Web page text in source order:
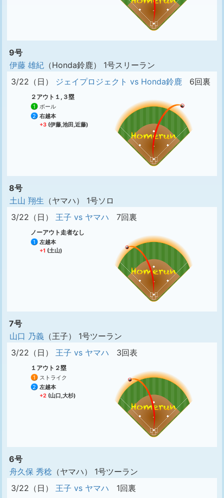
9号
伊藤 雄紀 （Honda鈴鹿） 1号スリーラン
3/22（日） ジェイプロジェクト vs Honda鈴鹿 6回裏
２アウト１,３塁
1
ボール
2
右越本
+3 (伊藤,池田,近藤)
8号
土山 翔生 （ヤマハ） 1号ソロ
3/22（日） 王子 vs ヤマハ 7回裏
ノーアウト走者なし
1
左越本
+1 (土山)
7号
山口 乃義 （王子） 1号ツーラン
3/22（日） 王子 vs ヤマハ 3回表
１アウト２塁
1
ストライク
2
左越本
+2 (山口,大杉)
6号
舟久保 秀稔 （ヤマハ） 1号ツーラン
3/22（日） 王子 vs ヤマハ 1回裏